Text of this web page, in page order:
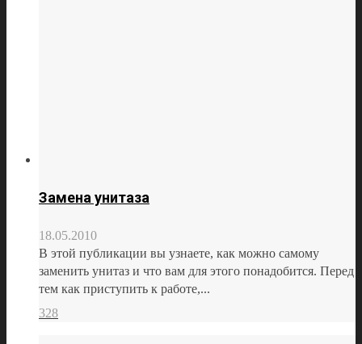
Замена унитаза
18.05.2010
В этой публикации вы узнаете, как можно самому
заменить унитаз и что вам для этого понадобится. Перед
тем как приступить к работе,...
328